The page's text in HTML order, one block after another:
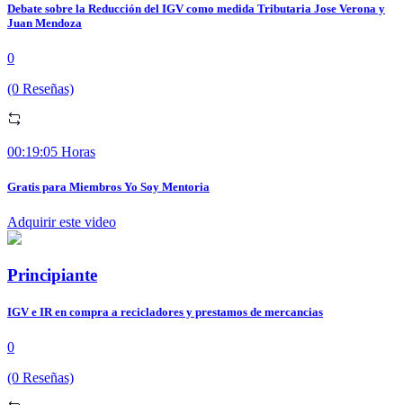
Debate sobre la Reducción del IGV como medida Tributaria Jose Verona y
Juan Mendoza
0
(0 Reseñas)
00:19:05 Horas
Gratis para Miembros Yo Soy Mentoria
Adquirir este video
Principiante
IGV e IR en compra a recicladores y prestamos de mercancias
0
(0 Reseñas)